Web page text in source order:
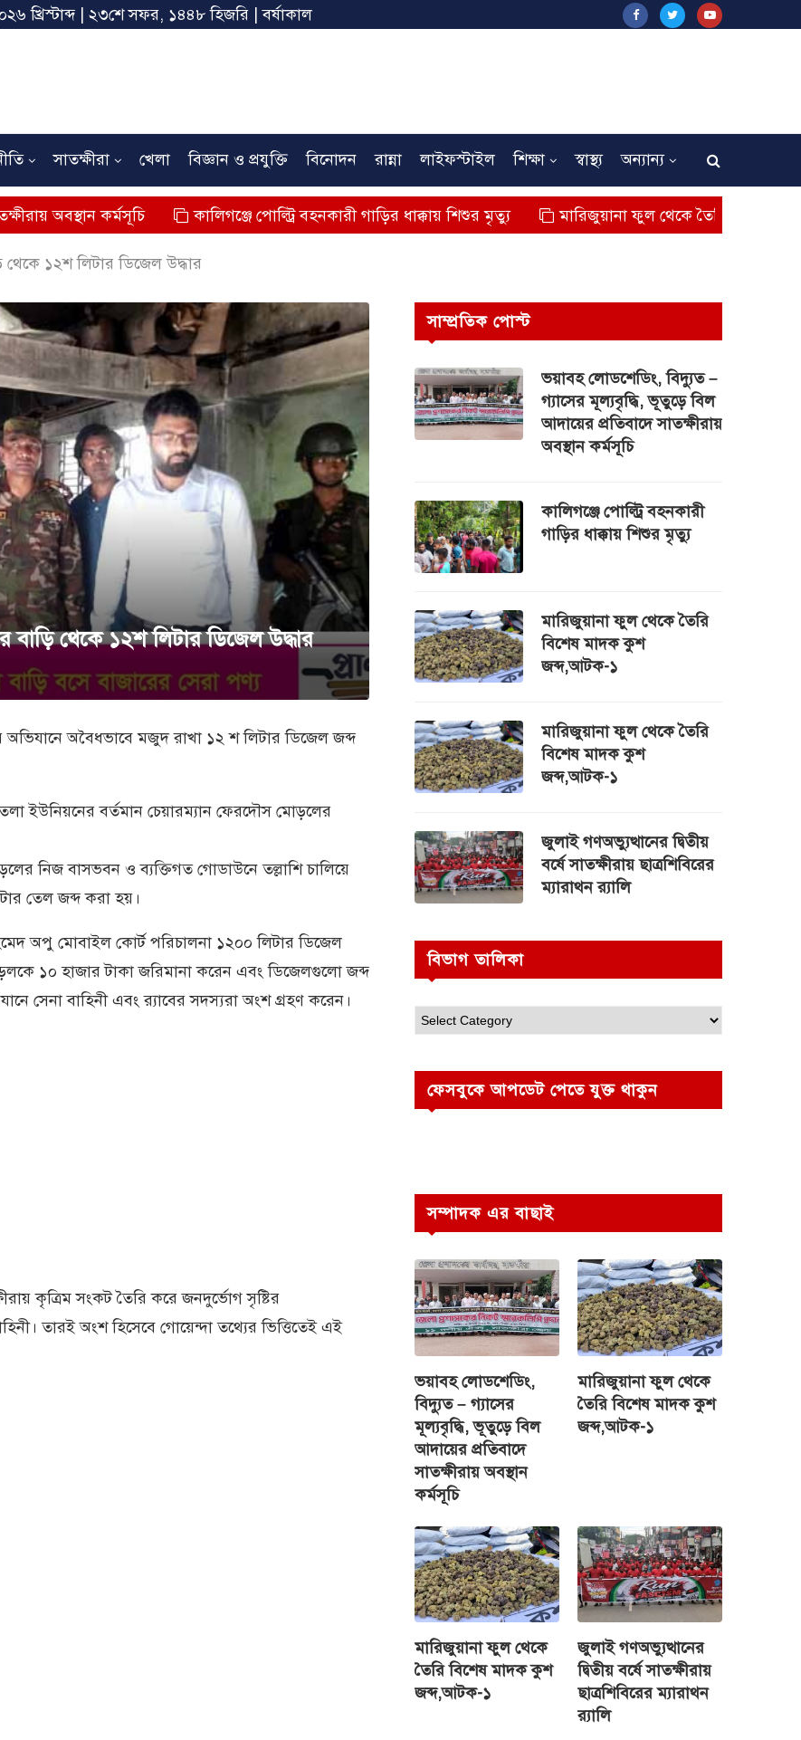
খ্রিস্টাব্দ | ২৩শে সফর, ১৪৪৮ হিজরি | বর্ষাকাল
সাতক্ষীরা খেলা বিজ্ঞান ও প্রযুক্তি বিনোদন রান্না লাইফস্টাইল শিক্ষা স্বাস্থ্য অন্যান্য
কর্মসূচি কালিগঞ্জে পোল্ট্রি বহনকারী গাড়ির ধাক্কায় শিশুর মৃত্যু মারিজুয়ানা ফুল থেকে তৈরি বিশেষ মাদক কুশ
থেকে ১২শ লিটার ডিজেল উদ্ধার
বাড়ি থেকে ১২শ লিটার ডিজেল উদ্ধার
অভিযানে অবৈধভাবে মজুদ রাখা ১২ শ লিটার ডিজেল জব্দ
ইউনিয়নের বর্তমান চেয়ারম্যান ফেরদৌস মোড়‌লের
নিজ বাসভবন ও ব্যক্তিগত গোডাউনে তল্লাশি চালিয়ে
তেল জব্দ করা হয়।
অপু মোবাইল কোর্ট পরিচালনা ১২০০ লিটার ডি‌জেল
১০ হাজার টাকা জ‌রিমানা করেন এবং ডিজেলগুলো জব্দ
সেনা বাহিনী এবং র‌্যাবের সদস্যরা অংশ গ্রহণ করেন।
কৃত্রিম সংকট তৈরি করে জনদুর্ভোগ সৃষ্টির
তারই অংশ হিসেবে গোয়েন্দা তথ্যের ভিত্তিতেই এই
সাম্প্রতিক পোস্ট
ভয়াবহ লোডশেডিং, বিদ্যুত –
গ্যাসের মূল্যবৃদ্ধি, ভূতুড়ে বিল
আদায়ের প্রতিবাদে সাতক্ষীরায়
অবস্থান কর্মসূচি
কালিগঞ্জে পোল্ট্রি বহনকারী
গাড়ির ধাক্কায় শিশুর মৃত্যু
মারিজুয়ানা ফুল থেকে তৈরি
বিশেষ মাদক কুশ
জব্দ,আটক-১
মারিজুয়ানা ফুল থেকে তৈরি
বিশেষ মাদক কুশ
জব্দ,আটক-১
জুলাই গণঅভ্যুত্থানের দ্বিতীয়
বর্ষে সাতক্ষীরায় ছাত্রশিবিরের
ম্যারাথন র‌্যালি
বিভাগ তালিকা
ফেসবুকে আপডেট পেতে যুক্ত থাকুন
সম্পাদক এর বাছাই
ভয়াবহ লোডশেডিং,
বিদ্যুত – গ্যাসের
মূল্যবৃদ্ধি, ভূতুড়ে বিল
আদায়ের প্রতিবাদে
সাতক্ষীরায় অবস্থান
কর্মসূচি
মারিজুয়ানা ফুল থেকে
তৈরি বিশেষ মাদক কুশ
জব্দ,আটক-১
মারিজুয়ানা ফুল থেকে
তৈরি বিশেষ মাদক কুশ
জব্দ,আটক-১
জুলাই গণঅভ্যুত্থানের
দ্বিতীয় বর্ষে সাতক্ষীরায়
ছাত্রশিবিরের ম্যারাথন
র‌্যালি